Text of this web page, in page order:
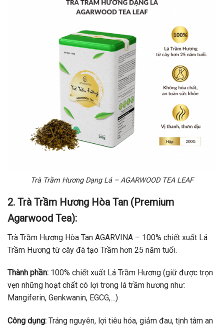
Trà Trầm Hương Dạng Lá – AGARWOOD TEA LEAF
2. Trà Trầm Hương Hòa Tan (Premium
Agarwood Tea):
Trà Trầm Hương Hòa Tan AGARVINA – 100% chiết xuất Lá
Trầm Hương từ cây đã tạo Trầm hơn 25 năm tuổi.
Thành phần: 100% chiết xuất Lá Trầm Hương (giữ được trọn
vẹn những hoạt chất có lợi trong lá trầm hương như:
Mangiferin, Genkwanin, EGCG,…)
Công dụng: Tráng nguyên, lợi tiêu hóa, giảm đau, tịnh tâm an